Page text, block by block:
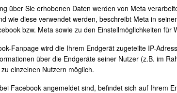
über Sie erhobenen Daten werden von Meta
wie diese verwendet werden, beschreibt Meta in
bzw. Meta sowie zu den Einstellmöglichkeiten für
Fanpage wird die Ihrem Endgerät zugeteilte IP-
über die Endgeräte seiner Nutzer (z.B. im
einzelnen Nutzern möglich.
Facebook angemeldet sind, befindet sich auf Ihrem